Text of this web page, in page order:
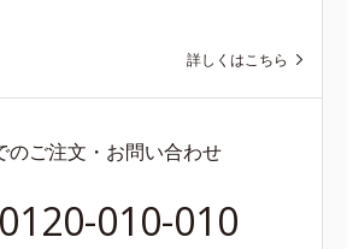
詳しくはこちら
のご注文・お問い合わせ
0120-010-010